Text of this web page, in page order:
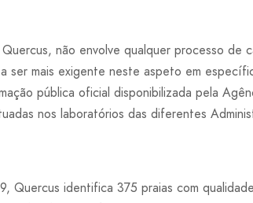
não envolve qualquer processo de
ser mais exigente neste aspeto em
pública oficial disponibilizada pela
nos laboratórios das diferentes
Quercus identifica 375 praias com